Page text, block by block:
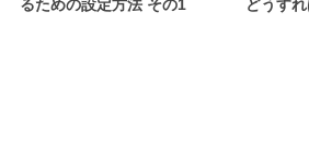
るための設定方法 その1 どうす